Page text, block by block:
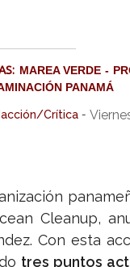
MAREA VERDE
PANAMÁ
Crítica -
Cleanup,
Con esta
tres puntos